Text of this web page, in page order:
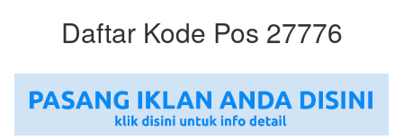
Daftar Kode Pos 27776